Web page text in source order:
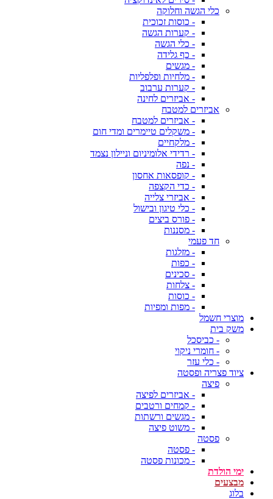
כלי הגשה וחלוקה
- כוסות זכוכית
- קערות הגשה
- כלי הגשה
- כף גלידה
- מגשים
- מלחיות ופלפליות
- קערות ערבוב
- אביזרים לחינה
אביזרים למטבח
- אביזרים למטבח
- משקלים טיימרים ומדי חום
- מלקחיים
- רדידי אלומיניום וניילון נצמד
- נפה
- קופסאות אחסון
- כדי הקצפה
- אביזרי צלייה
- כלי טיגון ובישול
- פורס ביצים
- מסננות
חד פעמי
- מזלגות
- כפות
- סכינים
- צלחות
- כוסות
- מפות ומפיות
מוצרי חשמל
משק בית
- כביסכל
- חומרי ניקוי
- כלי עזר
ציוד פצריה ופסטה
פיצה
- אביזרים לפיצה
- קמחים ורטבים
- מגשים ורשתות
- משוט פיצה
פסטה
- פסטה
- מכונות פסטה
ימי הולדת
מבצעים
בלוג